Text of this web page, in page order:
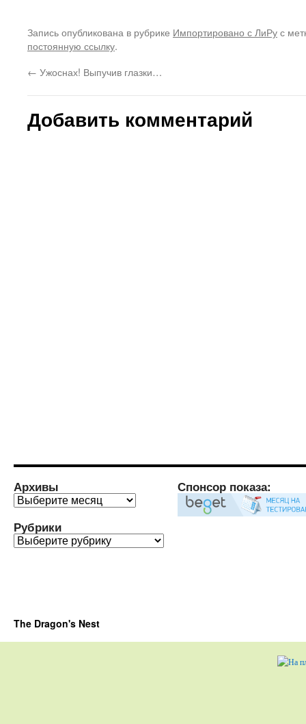
Болтливый мертвец; Лабиринт
Менина; Цикл "Хроники
Татары, говорю, есть?!!!
Запись опубликована в рубрике Импортировано с ЛиРус
постоянную ссылку.
← Ужоснах! Выпучив глазки…
Добавить комментарий
Архивы
Архивы
Рубрики
Рубрики
Спонсор показа:
The Dragon's Nest